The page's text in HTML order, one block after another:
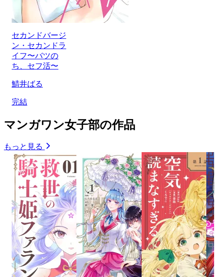
セカンドバージ
ン・セカンドラ
イフ〜バツの
ち、セフ活〜
鯖井ばる
完結
マンガワン女子部の作品
もっと見る